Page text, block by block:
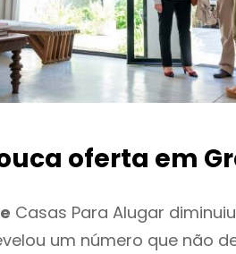
oferta em
Casas Para Alugar
um número que não